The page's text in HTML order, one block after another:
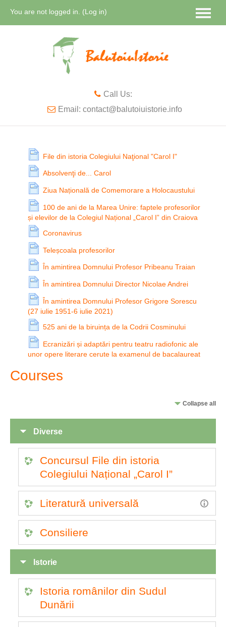
You are not logged in. (Log in)
Call Us:
Email: contact@balutoiuistorie.info
File din istoria Colegiului Naţional "Carol I"
Absolvenţi de... Carol
Ziua Națională de Comemorare a Holocaustului
100 de ani de la Marea Unire: faptele profesorilor
și elevilor de la Colegiul Național „Carol I” din Craiova
Coronavirus
Teleșcoala profesorilor
În amintirea Domnului Profesor Pribeanu Traian
În amintirea Domnului Director Nicolae Andrei
În amintirea Domnului Profesor Grigore Sorescu
(27 iulie 1951-6 iulie 2021)
525 ani de la biruința de la Codrii Cosminului
Ecranizări și adaptări pentru teatru radiofonic ale
unor opere literare cerute la examenul de bacalaureat
Courses
Collapse all
Diverse
Concursul File din istoria
Colegiului Național „Carol I”
Literatură universală
Consiliere
Istorie
Istoria românilor din Sudul
Dunării